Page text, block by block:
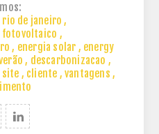
rio de janeiro ,
,
, energia solar , energy
, descarbonizacao ,
site , cliente , vantagens ,